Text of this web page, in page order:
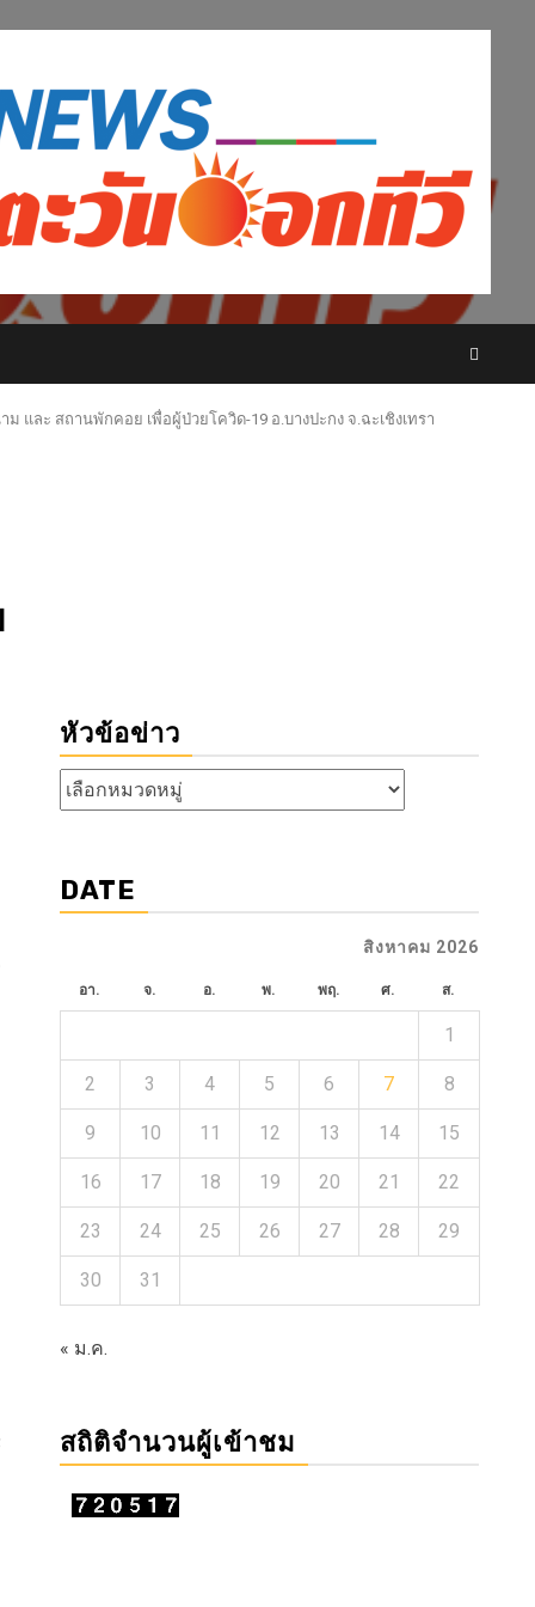
และ สถานพักคอย เพื่อผู้ป่วยโควิด-19 อ.บางปะกง จ.ฉะเชิงเทรา
หัวข้อข่าว
หัวข้อ
ข่าว
DATE
สิงหาคม 2026
อา. จ. อ. พ. พฤ. ศ. ส.
1
2 3 4 5 6 7 8
9 10 11 12 13 14 15
16 17 18 19 20 21 22
23 24 25 26 27 28 29
30 31
« ม.ค.
สถิติจำนวนผู้เข้าชม